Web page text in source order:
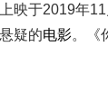
映于2019年
疑的电影。《